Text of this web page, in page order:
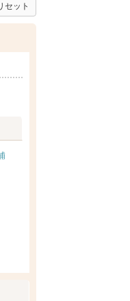
セット